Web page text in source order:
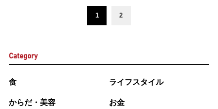
1 2
Category
食 ライフスタイル
からだ・美容 お金